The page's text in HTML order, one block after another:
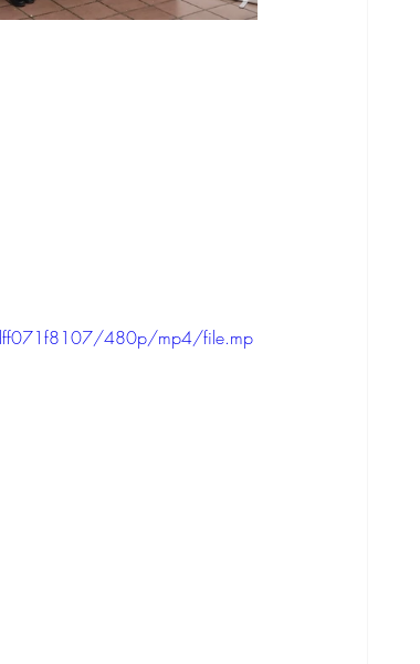
480p/mp4/file.mp